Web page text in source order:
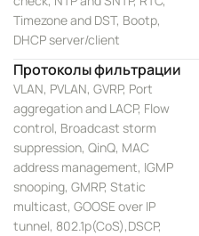
Timezone and DST, Bootp,
DHCP server/client
Протоколы фильтрации
VLAN, PVLAN, GVRP, Port
aggregation and LACP, Flow
control, Broadcast storm
suppression, QinQ, MAC
address management, IGMP
snooping, GMRP, Static
multicast, GOOSE over IP
tunnel, 802.1p(CoS),DSCP,